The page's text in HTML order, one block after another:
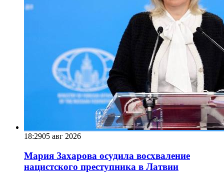
18:2905 авг 2026
Мария Захарова осудила восхваление
нацистского преступника в Латвии